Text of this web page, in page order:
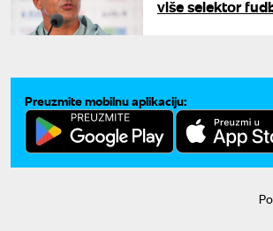
više selektor
Preuzmite mobilnu aplikaciju: